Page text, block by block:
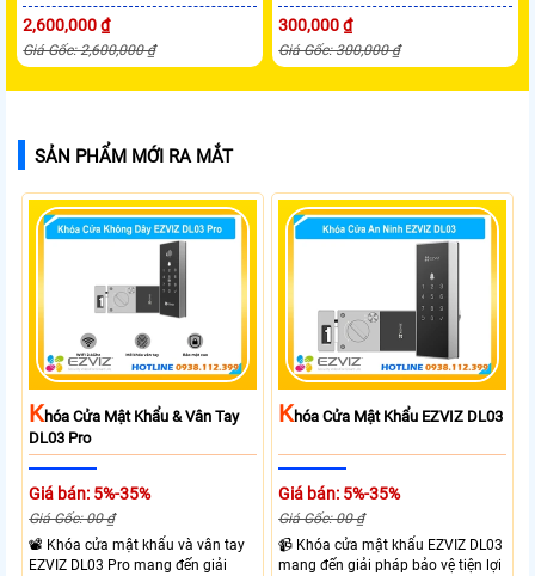
2,600,000 ₫
Giá Gốc: 2,600,000 ₫
300,000 ₫
Giá Gốc: 300,000 ₫
SẢN PHẨM MỚI RA MẮT
KHóa Cửa Mật Khẩu & Vân Tay
DL03 Pro
Giá bán: 5%-35%
Giá Gốc: 00 ₫
📽 Khóa cửa mật khẩu và vân tay
EZVIZ DL03 Pro mang đến giải
KHóa Cửa Mật Khẩu EZVIZ DL03
Giá bán: 5%-35%
Giá Gốc: 00 ₫
📹 Khóa cửa mật khẩu EZVIZ DL03
mang đến giải pháp bảo vệ tiện lợi